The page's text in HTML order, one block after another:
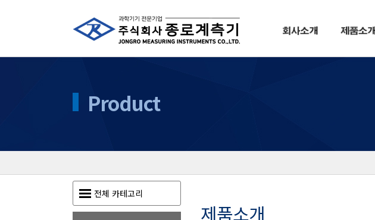
Product
전체 카테고리
제품소개